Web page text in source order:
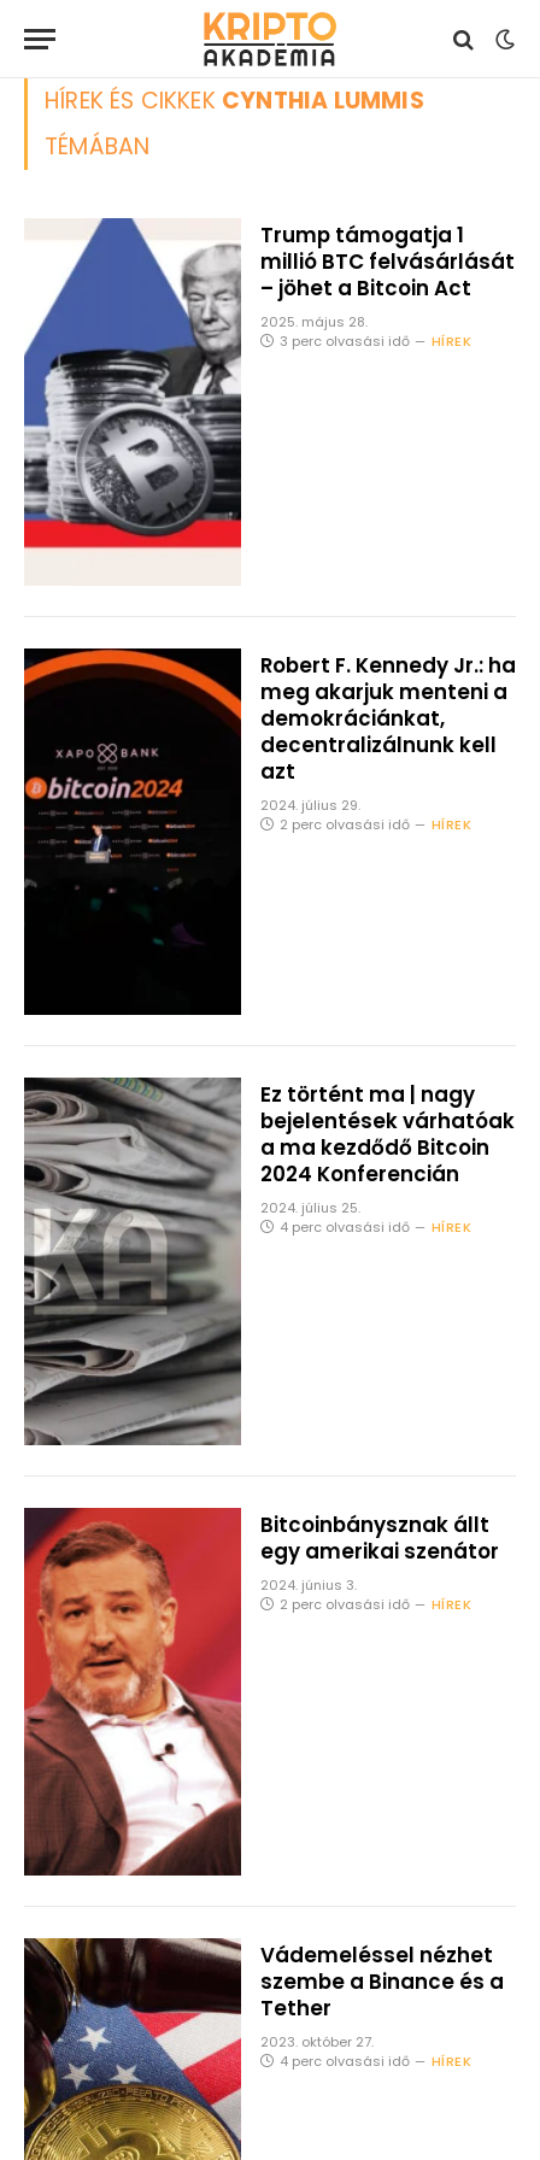
HÍREK ÉS CIKKEK CYNTHIA LUMMIS
TÉMÁBAN
Trump támogatja 1
millió BTC felvásárlását
– jöhet a Bitcoin Act
2025. május 28.
3 perc olvasási idő
HÍREK
Robert F. Kennedy Jr.: ha
meg akarjuk menteni a
demokráciánkat,
decentralizálnunk kell
azt
2024. július 29.
2 perc olvasási idő
HÍREK
Ez történt ma | nagy
bejelentések várhatóak
a ma kezdődő Bitcoin
2024 Konferencián
2024. július 25.
4 perc olvasási idő
HÍREK
Bitcoinbánysznak állt
egy amerikai szenátor
2024. június 3.
2 perc olvasási idő
HÍREK
Vádemeléssel nézhet
szembe a Binance és a
Tether
2023. október 27.
4 perc olvasási idő
HÍREK